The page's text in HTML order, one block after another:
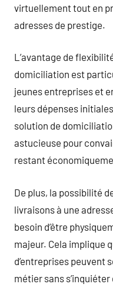
virtuellement tout en
adresses de prestige.
L’avantage de
domiciliation est
jeunes entreprises et
leurs dépenses
solution de
astucieuse pour
restant
De plus, la possibilité
livraisons à une
besoin d’être
majeur. Cela implique
d’entreprises peuvent
métier sans